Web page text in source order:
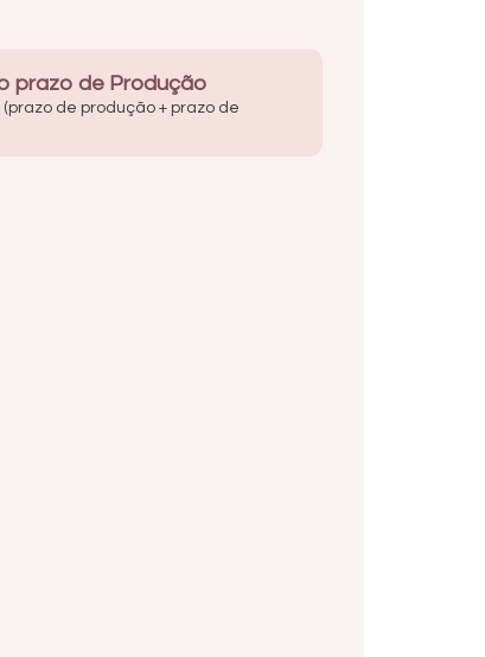
prazo de Produção
de produção + prazo de